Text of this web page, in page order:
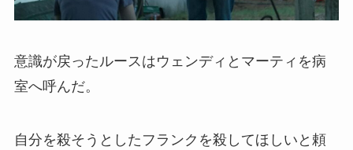
意識が戻ったルースはウェンディとマーティを病
室へ呼んだ。
自分を殺そうとしたフランクを殺してほしいと頼